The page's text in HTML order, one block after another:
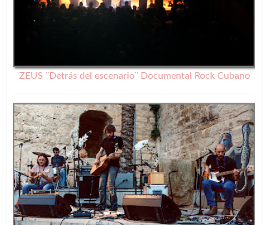
ZEUS ¨Detrás del escenario¨ Documental Rock Cubano